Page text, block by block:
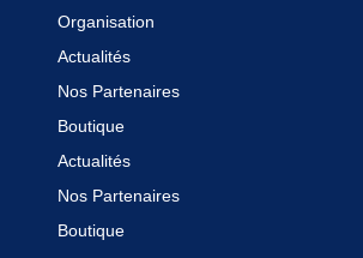
Organisation
Actualités
Nos Partenaires
Boutique
Actualités
Nos Partenaires
Boutique